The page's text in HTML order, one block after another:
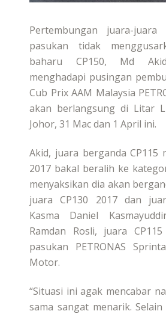
Pertembungan juara-
pasukan tidak
baharu CP150, Md
menghadapi pusingan
Cub Prix AAM Malaysia
akan berlangsung di Litar
Johor, 31 Mac dan 1 April ini.
Akid, juara berganda CP115
2017 bakal beralih ke
menyaksikan dia akan
juara CP130 2017 dan
Kasma Daniel
Ramdan Rosli, juara
pasukan PETRONAS
Motor.
“Situasi ini agak mencabar
sama sangat menarik.